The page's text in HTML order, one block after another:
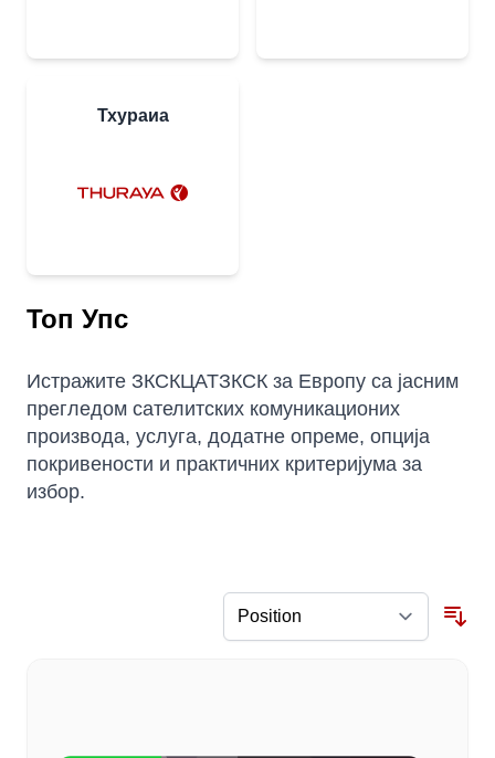
Тхураиа
Топ Упс
Истражите ЗКСКЦАТЗКСК за Европу са јасним
прегледом сателитских комуникационих
производа, услуга, додатне опреме, опција
покривености и практичних критеријума за
избор.